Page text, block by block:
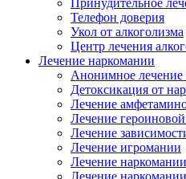
Принудительное
Телефон доверия
Укол от алкоголизма
Центр лечения
Лечение наркомании
Анонимное лечение
Детоксикация от
Лечение
Лечение
Лечение
Лечение игромании
Лечение
Лечение